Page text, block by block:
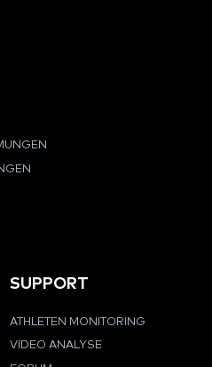
SUPPORT
ATHLETEN MONITORING
VIDEO ANALYSE